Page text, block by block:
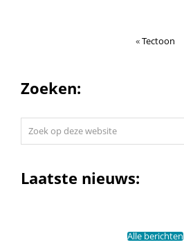
«Tectoon
Zoeken:
website
Laatste nieuws:
Alle berichten